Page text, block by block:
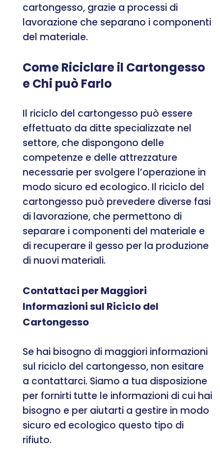
cartongesso, grazie a processi di
lavorazione che separano i componenti
del materiale.
Come Riciclare il Cartongesso
e Chi può Farlo
Il riciclo del cartongesso può essere
effettuato da ditte specializzate nel
settore, che dispongono delle
competenze e delle attrezzature
necessarie per svolgere l’operazione in
modo sicuro ed ecologico. Il riciclo del
cartongesso può prevedere diverse fasi
di lavorazione, che permettono di
separare i componenti del materiale e
di recuperare il gesso per la produzione
di nuovi materiali.
Contattaci per Maggiori
Informazioni sul Riciclo del
Cartongesso
Se hai bisogno di maggiori informazioni
sul riciclo del cartongesso, non esitare
a contattarci. Siamo a tua disposizione
per fornirti tutte le informazioni di cui hai
bisogno e per aiutarti a gestire in modo
sicuro ed ecologico questo tipo di
rifiuto.